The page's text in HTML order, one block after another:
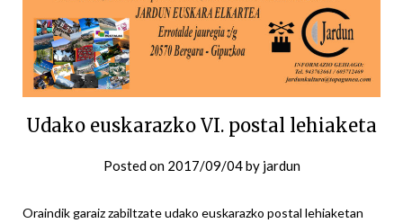
Udako euskarazko VI. postal lehiaketa
Posted on 2017/09/04by jardun
Oraindik garaiz zabiltzate udako euskarazko postal lehiaketan